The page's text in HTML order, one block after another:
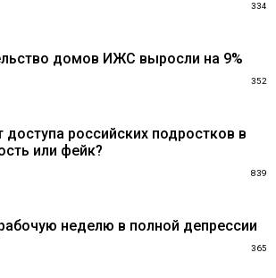
334
домов ИЖС выросли на 9%
352
доступа российских подростков в
или фейк?
839
неделю в полной депрессии
365